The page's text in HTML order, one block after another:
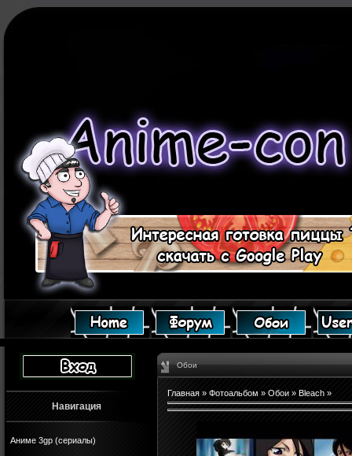
Навигация
Аниме 3gp (сериалы)
Обои
Главная » Фотоальбом » Обои » Bleach »